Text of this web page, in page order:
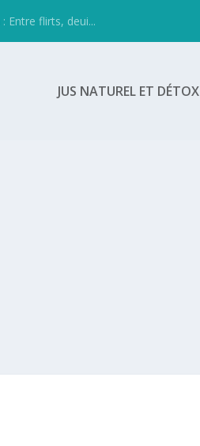
Entre flirts, deui...
JUS NATUREL ET DÉTOX